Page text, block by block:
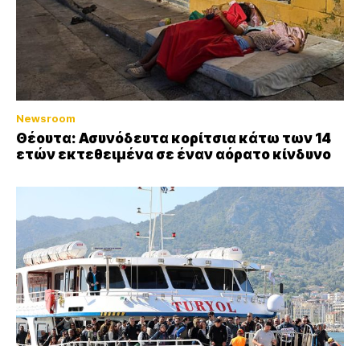
Newsroom
Θέουτα: Ασυνόδευτα κορίτσια κάτω των 14
ετών εκτεθειμένα σε έναν αόρατο κίνδυνο